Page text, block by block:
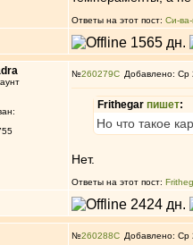
Ответы на этот пост: Си-ва-
№260279 Добавлено: Ср
Frithegar пишет:
Но что такое
Нет.
Ответы на этот пост:
№260288 Добавлено: Ср